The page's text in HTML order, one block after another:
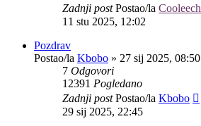
Zadnji postPostao/la Cooleech
11 stu 2025, 12:02
Pozdrav
Postao/la Kbobo » 27 sij 2025, 08:50
7 Odgovori
12391 Pogledano
Zadnji postPostao/la Kbobo
29 sij 2025, 22:45